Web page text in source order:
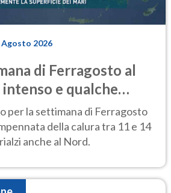
Agosto 2026
di Ferragosto al
e qualche
per la settimana di Ferragosto
della calura tra 11 e 14
anche al Nord.